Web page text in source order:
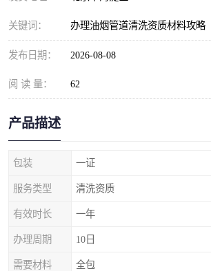
关键词： 办理油烟管道清洗资质材料攻略
发布日期： 2026-08-08
阅 读 量： 62
产品描述
包装 一证
服务类型 清洗资质
有效时长 一年
办理周期 10日
需要材料 全包